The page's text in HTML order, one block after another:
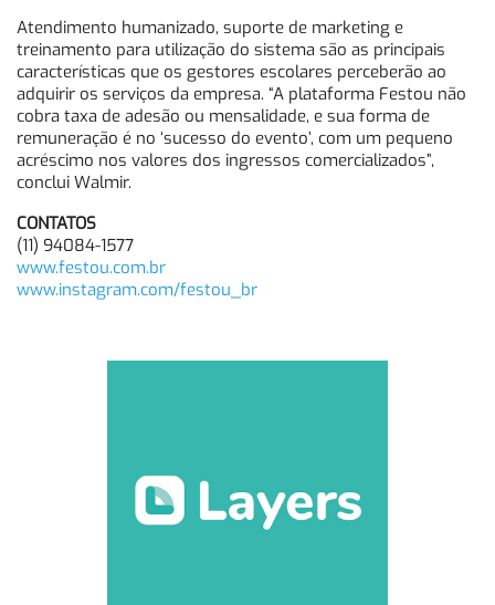
Atendimento humanizado, suporte de marketing e
treinamento para utilização do sistema são as principais
características que os gestores escolares perceberão ao
adquirir os serviços da empresa. “A plataforma Festou não
cobra taxa de adesão ou mensalidade, e sua forma de
remuneração é no ‘sucesso do evento’, com um pequeno
acréscimo nos valores dos ingressos comercializados”,
conclui Walmir.
CONTATOS
(11) 94084-1577
www.festou.com.br
www.instagram.com/festou_br